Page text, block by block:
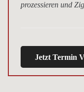
prozessieren und
Jetzt Termin